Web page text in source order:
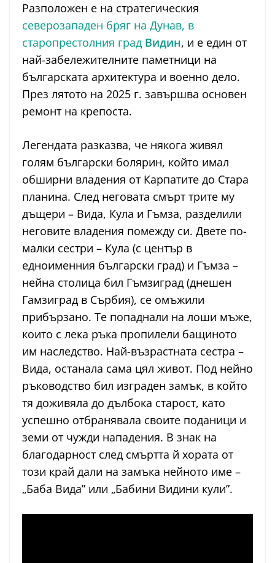
Разположен е на стратегическия
северозападен бряг на Дунав, в
старопрестолния град Видин, и е един от
най-забележителните паметници на
българската архитектура и военно дело.
През лятото на 2025 г. завършва основен
ремонт на крепоста.
Легендата разказва, че някога живял
голям български болярин, който имал
обширни владения от Карпатите до Стара
планина. След неговата смърт трите му
дъщери – Вида, Кула и Гъмза, разделили
неговите владения помежду си. Двете по-
малки сестри – Кула (с център в
едноименния български град) и Гъмза –
нейна столица бил Гъмзиград (днешен
Гамзиград в Сърбия), се омъжили
прибързано. Те попаднали на лоши мъже,
които с лека ръка пропилели бащиното
им наследство. Най-възрастната сестра –
Вида, останала сама цял живот. Под нейно
ръководство бил изграден замък, в който
тя доживяла до дълбока старост, като
успешно отбранявала своите поданици и
земи от чужди нападения. В знак на
благодарност след смъртта й хората от
този край дали на замъка нейното име –
„Баба Вида” или „Бабини Видини кули”.